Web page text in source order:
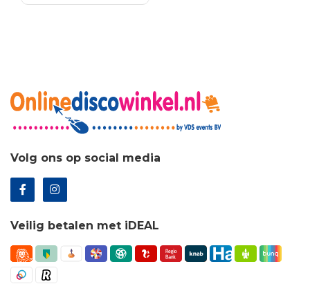
€5.38.€3.88.
Volg ons op social media
Veilig betalen met iDEAL